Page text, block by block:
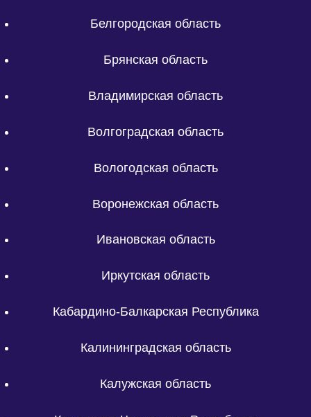
Белгородская область
Брянская область
Владимирская область
Волгоградская область
Вологодская область
Воронежская область
Ивановская область
Иркутская область
Кабардино-Балкарская Республика
Калининградская область
Калужская область